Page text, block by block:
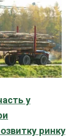
у
ринку